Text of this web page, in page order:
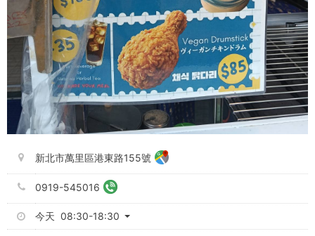
新北市萬里區港東路155號
0919-545016
今天 08:30-18:30